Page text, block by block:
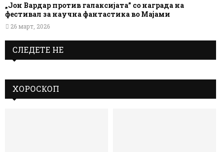
„Јон Вардар против галаксијата” со награда на
фестивал за научна фантастика во Мајами
26 март, 2026
СЛЕДЕТЕ НЕ
ХОРОСКОП